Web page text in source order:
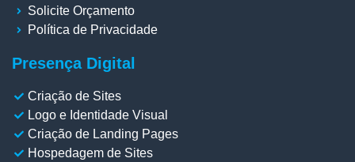
Solicite Orçamento
Política de Privacidade
Presença Digital
Criação de Sites
Logo e Identidade Visual
Criação de Landing Pages
Hospedagem de Sites